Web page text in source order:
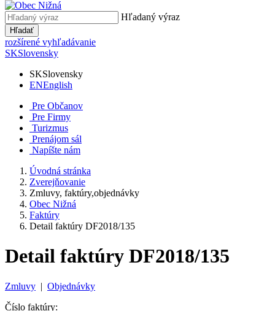
Hľadaný výraz
Hľadať
rozšírené vyhľadávanie
SKSlovensky
SKSlovensky
ENEnglish
Pre Občanov
Pre Firmy
Turizmus
Prenájom sál
Napíšte nám
Úvodná stránka
Zverejňovanie
Zmluvy, faktúry,objednávky
Obec Nižná
Faktúry
Detail faktúry DF2018/135
Detail faktúry DF2018/135
Zmluvy | Objednávky
Číslo faktúry: